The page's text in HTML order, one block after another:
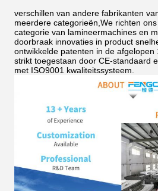
verschillen van andere fabrikanten
meerdere categorieën,We richten
categorie van lamineermachines en
doorbraak innovaties in product
ontwikkelde patenten in de afgelopen
strikt toegestaan door CE-standaard
met ISO9001 kwaliteitssysteem.